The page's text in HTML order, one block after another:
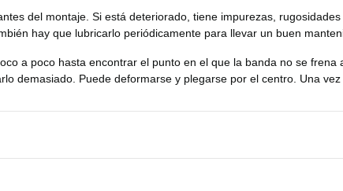
del montaje. Si está deteriorado, tiene impurezas,
hay que lubricarlo periódicamente para llevar un buen
a poco hasta encontrar el punto en el que la banda no se
demasiado. Puede deformarse y plegarse por el centro. Una